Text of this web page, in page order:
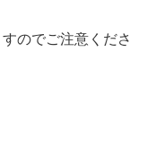
のでご注意くださ